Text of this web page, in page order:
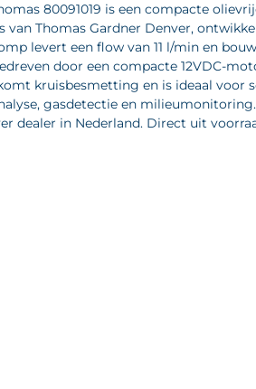
80091019 is een compacte
van Thomas Gardner Denver,
levert een flow van 11 l/min en
door een compacte 12VDC-
kruisbesmetting en is ideaal voor
gasdetectie en
dealer in Nederland. Direct uit